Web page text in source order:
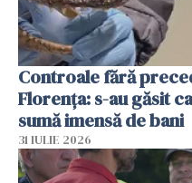
Controale fără
Florența: s-au găsit
sumă imensă de bani
31 IULIE 2026